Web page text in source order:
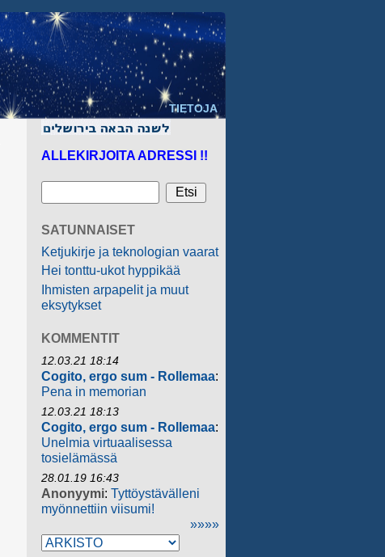
TIETOJA
ALLEKIRJOITA ADRESSI !!
SATUNNAISET
Ketjukirje ja teknologian vaarat
Hei tonttu-ukot hyppikää
Ihmisten arpapelit ja muut
eksytykset
KOMMENTIT
12.03.21 18:14
Cogito, ergo sum - Rollemaa:
Pena in memorian
12.03.21 18:13
Cogito, ergo sum - Rollemaa:
Unelmia virtuaalisessa
tosielämässä
28.01.19 16:43
Anonyymi: Tyttöystävälleni
myönnettiin viisumi!
»»»»